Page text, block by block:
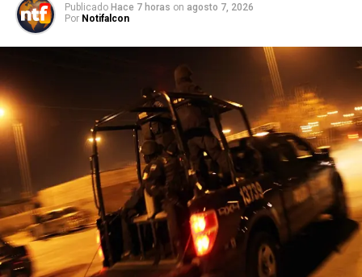
Publicado Hace 7 horas on agosto 7, 2026
Por Notifalcon